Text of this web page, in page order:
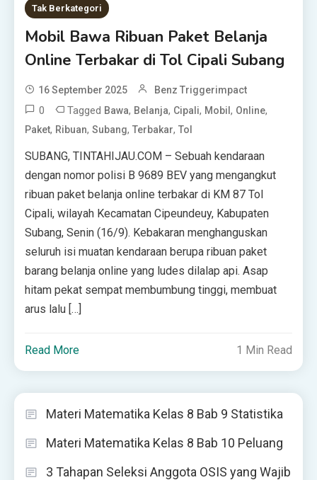
Tak Berkategori
Mobil Bawa Ribuan Paket Belanja
Online Terbakar di Tol Cipali Subang
16 September 2025 Benz Triggerimpact
0 Tagged Bawa, Belanja, Cipali, Mobil, Online,
Paket, Ribuan,Subang,Terbakar,Tol
SUBANG, TINTAHIJAU.COM – Sebuah kendaraan
dengan nomor polisi B 9689 BEV yang mengangkut
ribuan paket belanja online terbakar di KM 87 Tol
Cipali, wilayah Kecamatan Cipeundeuy, Kabupaten
Subang, Senin (16/9). Kebakaran menghanguskan
seluruh isi muatan kendaraan berupa ribuan paket
barang belanja online yang ludes dilalap api. Asap
hitam pekat sempat membumbung tinggi, membuat
arus lalu […]
Read More 1 Min Read
Materi Matematika Kelas 8 Bab 9 Statistika
Materi Matematika Kelas 8 Bab 10 Peluang
3 Tahapan Seleksi Anggota OSIS yang Wajib